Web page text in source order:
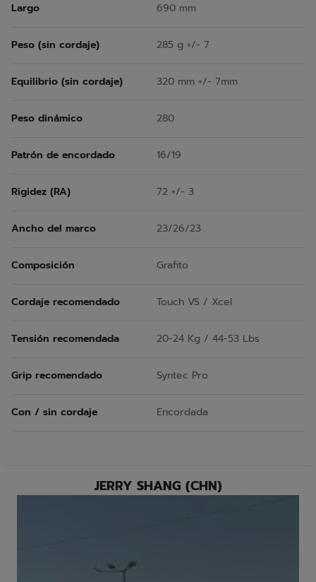
Largo 690 mm
Peso (sin cordaje) 285 g +/- 7
Equilibrio (sin cordaje) 320 mm +/- 7mm
Peso dinámico 280
Patrón de encordado 16/19
Rigidez (RA) 72 +/- 3
Ancho del marco 23/26/23
Composición Grafito
Cordaje recomendado Touch VS / Xcel
Tensión recomendada 20-24 Kg / 44-53 Lbs
Grip recomendado Syntec Pro
Con / sin cordaje Encordada
JERRY SHANG (CHN)